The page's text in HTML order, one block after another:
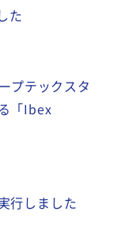
た
プテックスタ
「Ibex
行しました